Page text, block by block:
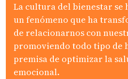
La cultura del bienestar se
un fenómeno que ha
de relacionarnos con
promoviendo todo tipo de
premisa de optimizar la
emocional.